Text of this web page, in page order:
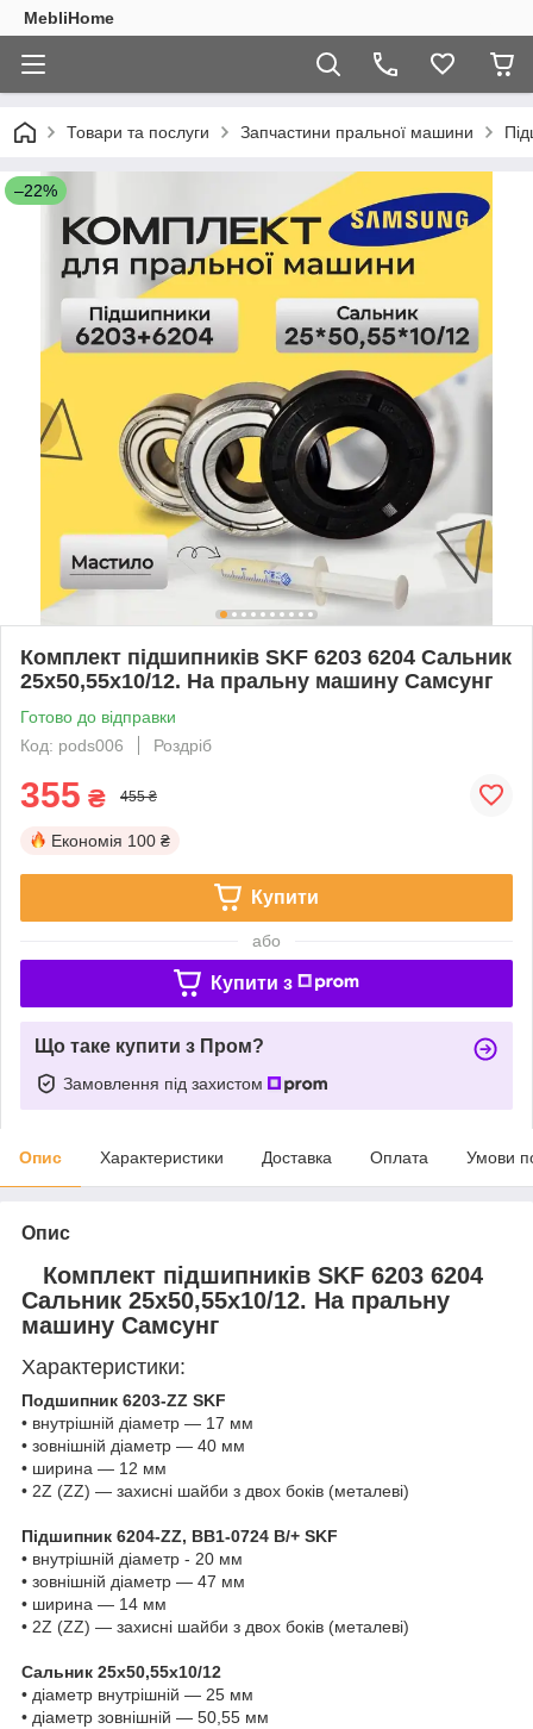
MebliHome
Товари та послуги Запчастини пральної машини
–22%
Комплект підшипників SKF 6203 6204 Сальник
25х50,55х10/12. На пральну машину Самсунг
Готово до відправки
Код: pods006
Роздріб
355 ₴ 455 ₴
Економія 100 ₴
Купити
або
Купити з
Що таке купити з Пром?
Замовлення під захистом
Опис Характеристики Доставка Оплата Умови
Опис
Комплект підшипників SKF 6203 6204
Сальник 25х50,55х10/12. На пральну
машину Самсунг
Характеристики:
Подшипник 6203-ZZ SKF
• внутрішній діаметр — 17 мм
• зовнішній діаметр — 40 мм
• ширина — 12 мм
• 2Z (ZZ) — захисні шайби з двох боків (металеві)
Підшипник 6204-ZZ, BB1-0724 B/+ SKF
• внутрішній діаметр - 20 мм
• зовнішній діаметр — 47 мм
• ширина — 14 мм
• 2Z (ZZ) — захисні шайби з двох боків (металеві)
Сальник 25х50,55х10/12
• діаметр внутрішній — 25 мм
• діаметр зовнішній — 50,55 мм